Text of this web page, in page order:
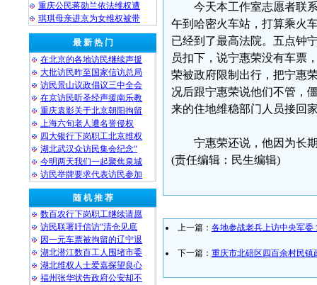
重庆公民蒋勋兰依法维权遭
琪琪母亲进京为女维权被带
最 新 热 门
在北京的各地访民继续声援
大批访民昨至国家信访总局
访民景山议政倡议三中全会
在京访民听圣经声援南乐教
重庆袁影关于北京朝阳拘留
上海六旬老人遭名誉侵权
四大银行下岗职工北京维权
湖北武汉众访民集会纪念“
今明两天我们一起聚焦泉城
访民举牌要求代表访民参加
随 机 推 荐
数百农行下岗职工继续请愿
访民联署吁信访“清仓见底
因一元车票被拘留的辽宁退
湖北潜江数百工人围堵市委
湖北维权人士爱嘉探望良心
福州张华状告政府公安却不
今天本工作室志愿者联
午到哈密火车站，打算乘火
已经到了最高法院。五点钟
员扣下，说宁惠荣没有车票
荣被政府限制出行，把宁惠
况后跟宁惠荣说他们不管，
来的住地维稳部门人员接回
宁惠荣还说，他因为长
(责任编辑：民生编辑)
上一篇： 各地参战老兵上访中央军
下一篇： 重庆市北碚区四百余村民镇